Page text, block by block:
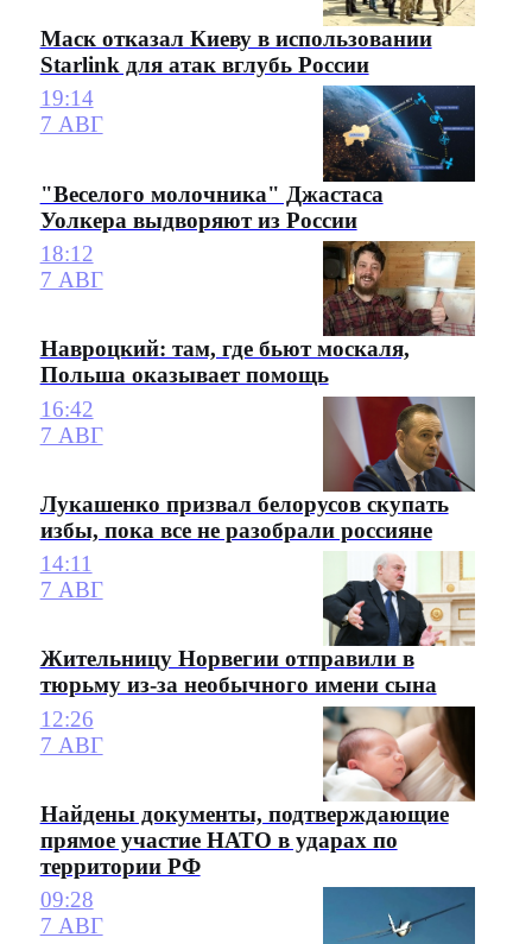
Маск отказал Киеву в использовании
Starlink для атак вглубь России
19:14
7 АВГ
"Веселого молочника" Джастаса
Уолкера выдворяют из России
18:12
7 АВГ
Навроцкий: там, где бьют москаля,
Польша оказывает помощь
16:42
7 АВГ
Лукашенко призвал белорусов скупать
избы, пока все не разобрали россияне
14:11
7 АВГ
Жительницу Норвегии отправили в
тюрьму из-за необычного имени сына
12:26
7 АВГ
Найдены документы, подтверждающие
прямое участие НАТО в ударах по
территории РФ
09:28
7 АВГ